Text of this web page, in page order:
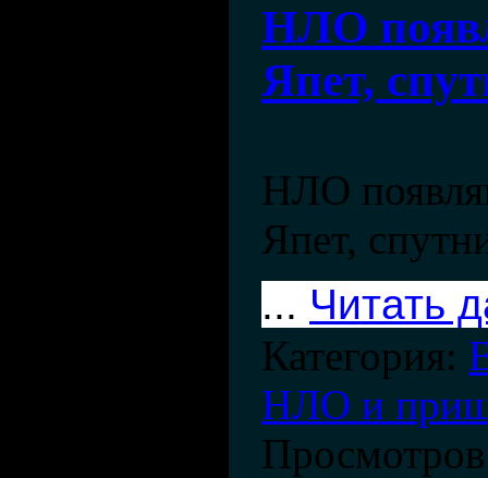
НЛО
Япет,
НЛО
Япет,
... Читать
Категория:
НЛО и